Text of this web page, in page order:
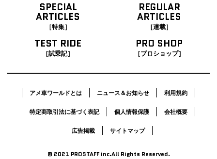
SPECIAL
ARTICLES
［特集］
REGULAR
ARTICLES
［連載］
TEST RIDE
［試乗記］
PRO SHOP
［プロショップ］
アメ車ワールドとは ニュース＆お知らせ 利用規約
特定商取引法に基づく表記 個人情報保護 会社概要
広告掲載 サイトマップ
© 2021 PROSTAFF inc.All Rights Reserved.